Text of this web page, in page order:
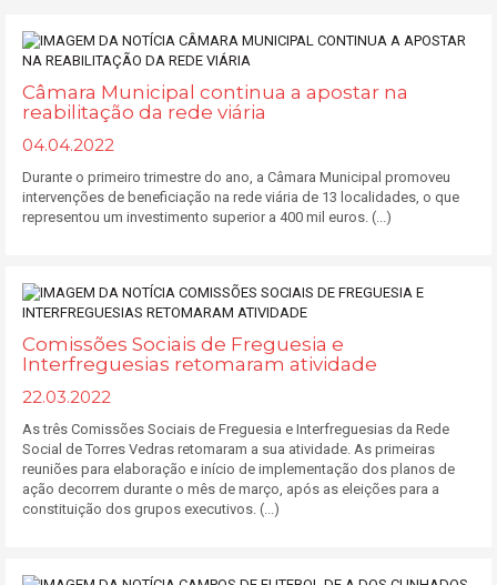
Câmara Municipal continua a apostar na
reabilitação da rede viária
04.04.2022
Durante o primeiro trimestre do ano, a Câmara Municipal promoveu
intervenções de beneficiação na rede viária de 13 localidades, o que
representou um investimento superior a 400 mil euros. (...)
Comissões Sociais de Freguesia e
Interfreguesias retomaram atividade
22.03.2022
As três Comissões Sociais de Freguesia e Interfreguesias da Rede
Social de Torres Vedras retomaram a sua atividade. As primeiras
reuniões para elaboração e início de implementação dos planos de
ação decorrem durante o mês de março, após as eleições para a
constituição dos grupos executivos. (...)